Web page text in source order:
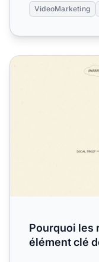
VideoMarketing
Pourquoi les
Pourquoi les
élément clé